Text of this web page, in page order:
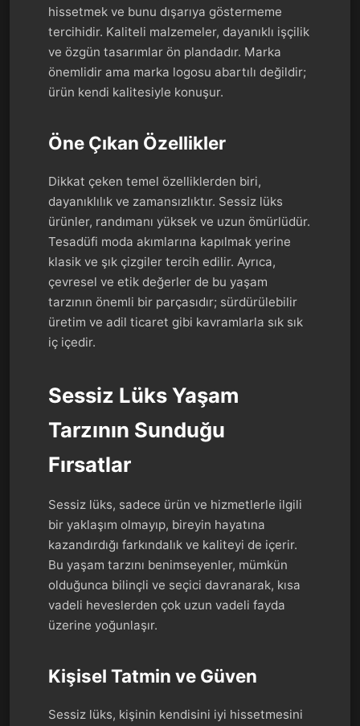
hissetmek ve bunu dışarıya göstermeme
tercihidir. Kaliteli malzemeler, dayanıklı işçilik
ve özgün tasarımlar ön plandadır. Marka
önemlidir ama marka logosu abartılı değildir;
ürün kendi kalitesiyle konuşur.
Öne Çıkan Özellikler
Dikkat çeken temel özelliklerden biri,
dayanıklılık ve zamansızlıktır. Sessiz lüks
ürünler, randımanı yüksek ve uzun ömürlüdür.
Tesadüfi moda akımlarına kapılmak yerine
klasik ve şık çizgiler tercih edilir. Ayrıca,
çevresel ve etik değerler de bu yaşam
tarzının önemli bir parçasıdır; sürdürülebilir
üretim ve adil ticaret gibi kavramlarla sık sık
iç içedir.
Sessiz Lüks Yaşam
Tarzının Sunduğu
Fırsatlar
Sessiz lüks, sadece ürün ve hizmetlerle ilgili
bir yaklaşım olmayıp, bireyin hayatına
kazandırdığı farkındalık ve kaliteyi de içerir.
Bu yaşam tarzını benimseyenler, mümkün
olduğunca bilinçli ve seçici davranarak, kısa
vadeli heveslerden çok uzun vadeli fayda
üzerine yoğunlaşır.
Kişisel Tatmin ve Güven
Sessiz lüks, kişinin kendisini iyi hissetmesini